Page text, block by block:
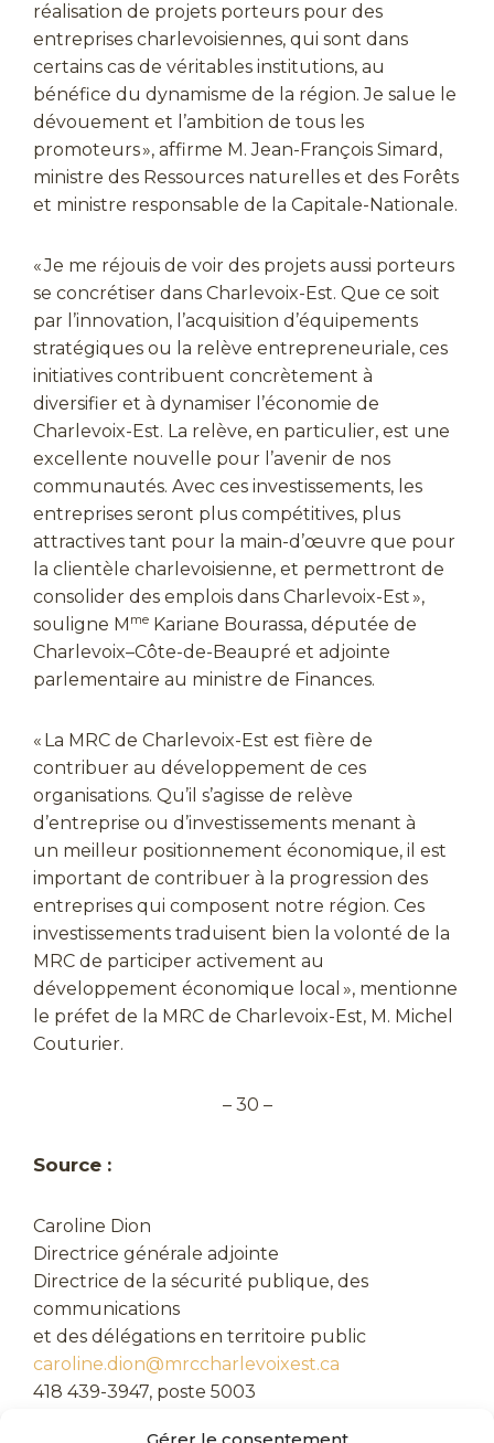
réalisation de projets porteurs pour des
entreprises charlevoisiennes, qui sont dans
certains cas de véritables institutions, au
bénéfice du dynamisme de la région. Je salue le
dévouement et l’ambition de tous les
promoteurs », affirme M. Jean-François Simard,
ministre des Ressources naturelles et des Forêts
et ministre responsable de la Capitale-Nationale.
« Je me réjouis de voir des projets aussi porteurs
se concrétiser dans Charlevoix-Est. Que ce soit
par l’innovation, l’acquisition d’équipements
stratégiques ou la relève entrepreneuriale, ces
initiatives contribuent concrètement à
diversifier et à dynamiser l’économie de
Charlevoix-Est. La relève, en particulier, est une
excellente nouvelle pour l’avenir de nos
communautés. Avec ces investissements, les
entreprises seront plus compétitives, plus
attractives tant pour la main-d’œuvre que pour
la clientèle charlevoisienne, et permettront de
consolider des emplois dans Charlevoix-Est »,
souligne M me Kariane Bourassa, députée de
Charlevoix–Côte-de-Beaupré et adjointe
parlementaire au ministre de Finances.
« La MRC de Charlevoix-Est est fière de
contribuer au développement de ces
organisations. Qu’il s’agisse de relève
d’entreprise ou d’investissements menant à
un meilleur positionnement économique, il est
important de contribuer à la progression des
entreprises qui composent notre région. Ces
investissements traduisent bien la volonté de la
MRC de participer activement au
développement économique local », mentionne
le préfet de la MRC de Charlevoix-Est, M. Michel
Couturier.
– 30 –
Source :
Caroline Dion
Directrice générale adjointe
Directrice de la sécurité publique, des
communications
et des délégations en territoire public
caroline.dion@mrccharlevoixest.ca
418 439-3947, poste 5003